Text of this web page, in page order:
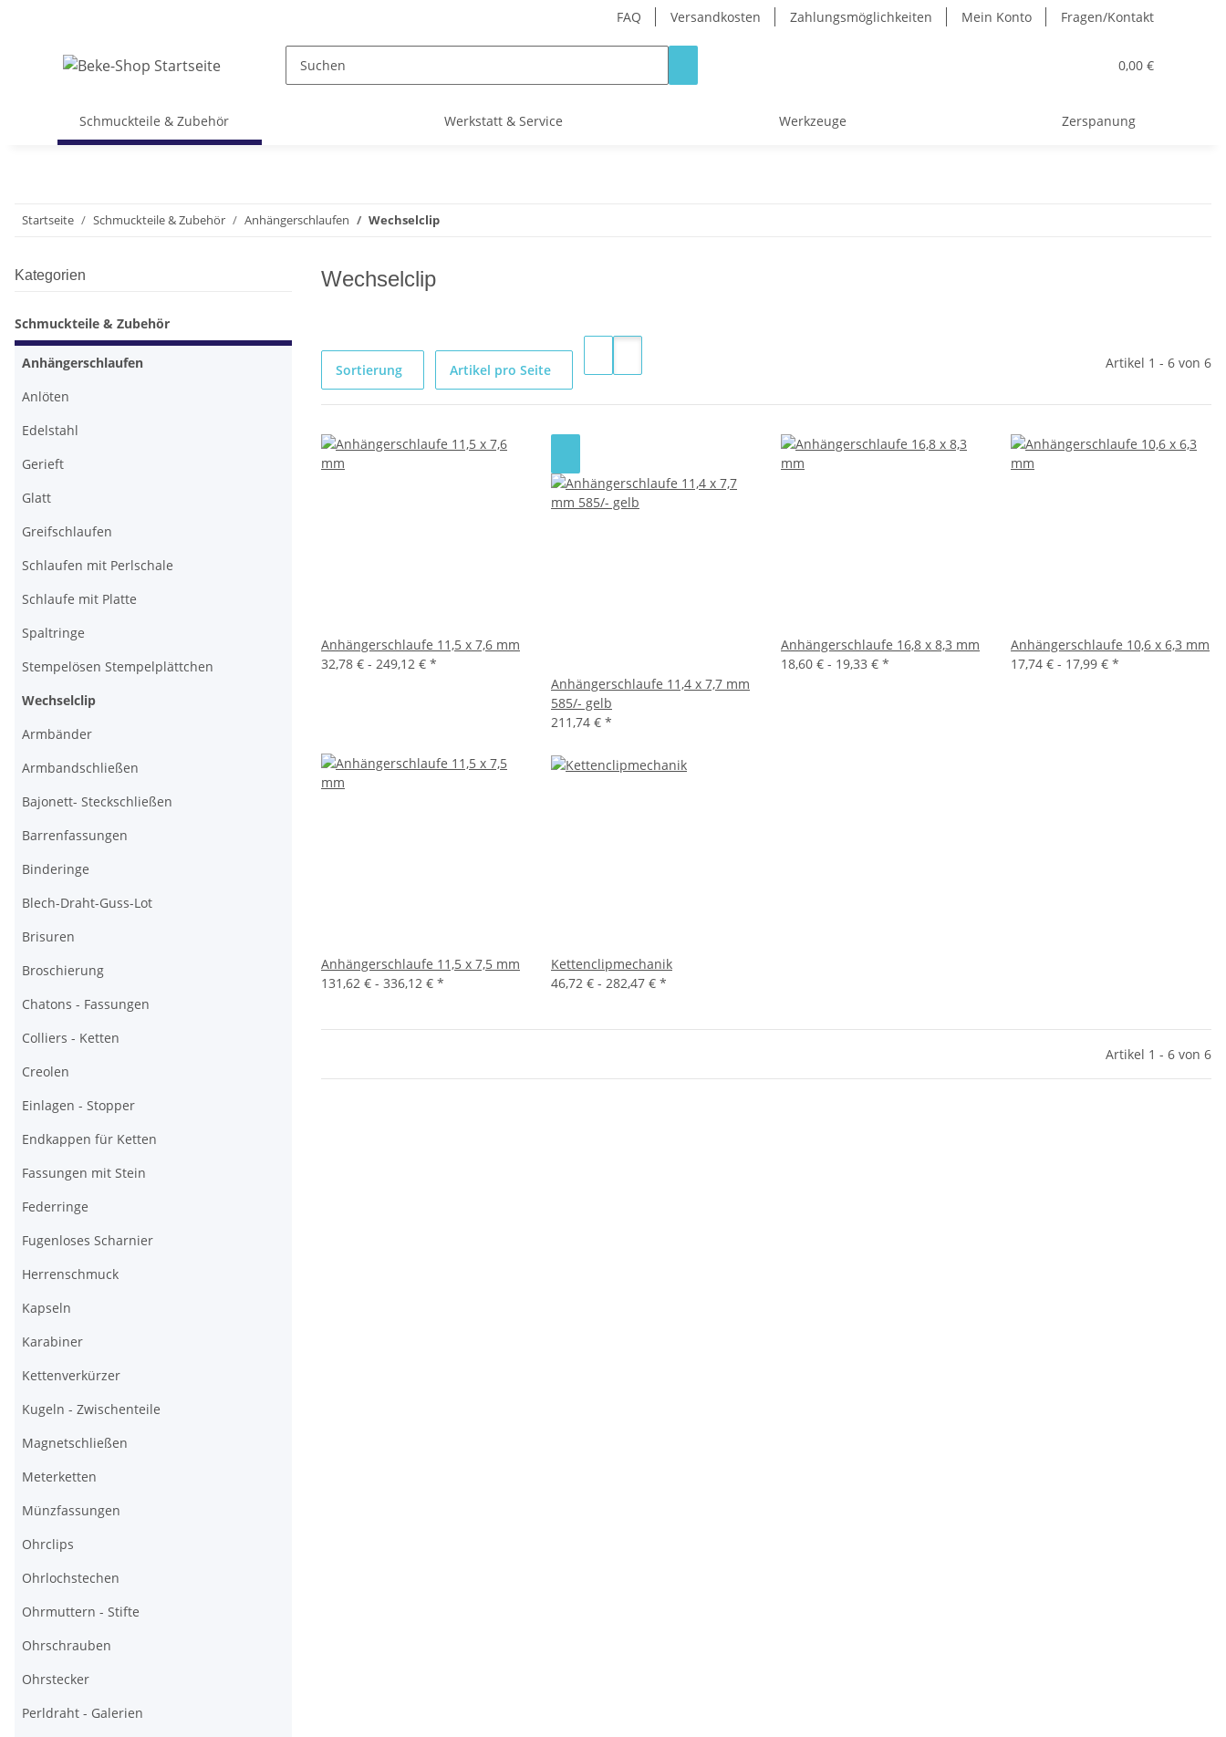
FAQ Versandkosten Zahlungsmöglichkeiten Mein Konto Fragen/Kontakt
0,00 €
Schmuckteile & Zubehör Werkstatt & Service Werkzeuge Zerspanung
Startseite Schmuckteile & Zubehör Anhängerschlaufen Wechselclip
Wechselclip
Sortierung Artikel pro Seite Artikel 1 - 6 von 6
Anhängerschlaufe 11,5 x 7,6 mm
32,78 € - 249,12 € *
Anhängerschlaufe 11,4 x 7,7 mm
585/- gelb
211,74 € *
Anhängerschlaufe 16,8 x 8,3 mm
18,60 € - 19,33 € *
Anhängerschlaufe 10,6 x 6,3 mm
17,74 € - 17,99 € *
Anhängerschlaufe 11,5 x 7,5 mm
131,62 € - 336,12 € *
Kettenclipmechanik
46,72 € - 282,47 € *
Artikel 1 - 6 von 6
Kategorien
Schmuckteile & Zubehör
Anhängerschlaufen
Anlöten
Edelstahl
Gerieft
Glatt
Greifschlaufen
Schlaufen mit Perlschale
Schlaufe mit Platte
Spaltringe
Stempelösen Stempelplättchen
Wechselclip
Armbänder
Armbandschließen
Bajonett- Steckschließen
Barrenfassungen
Binderinge
Blech-Draht-Guss-Lot
Brisuren
Broschierung
Chatons - Fassungen
Colliers - Ketten
Creolen
Einlagen - Stopper
Endkappen für Ketten
Fassungen mit Stein
Federringe
Fugenloses Scharnier
Herrenschmuck
Kapseln
Karabiner
Kettenverkürzer
Kugeln - Zwischenteile
Magnetschließen
Meterketten
Münzfassungen
Ohrclips
Ohrlochstechen
Ohrmuttern - Stifte
Ohrschrauben
Ohrstecker
Perldraht - Galerien